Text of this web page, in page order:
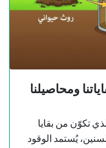
ومحاصيلنا
تكوّن من بقايا
يُستمد الوقود